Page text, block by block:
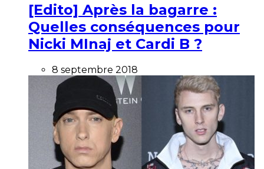
[Edito] Après la bagarre :
Quelles conséquences pour
Nicki MInaj et Cardi B ?
8 septembre 2018